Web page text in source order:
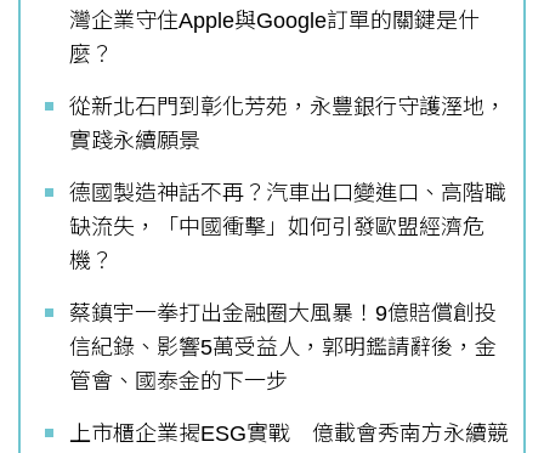
灣企業守住Apple與Google訂單的關鍵是什
麼？
從新北石門到彰化芳苑，永豐銀行守護溼地，
實踐永續願景
德國製造神話不再？汽車出口變進口、高階職
缺流失，「中國衝擊」如何引發歐盟經濟危
機？
蔡鎮宇一拳打出金融圈大風暴！9億賠償創投
信紀錄、影響5萬受益人，郭明鑑請辭後，金
管會、國泰金的下一步
上市櫃企業揭ESG實戰 億載會秀南方永續競